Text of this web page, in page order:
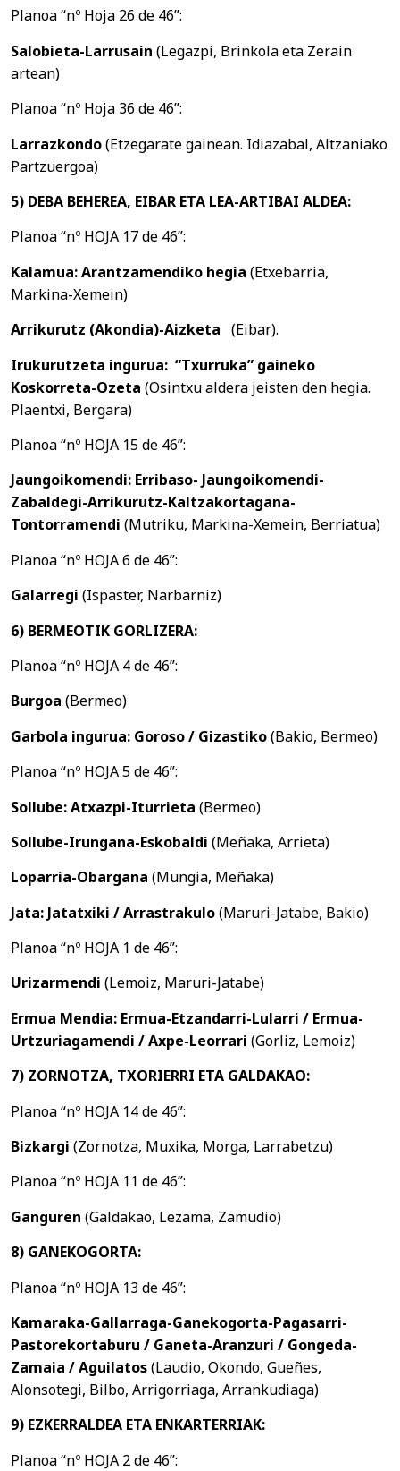
Planoa “nº Hoja 26 de 46”:
Salobieta-Larrusain (Legazpi, Brinkola eta Zerain
artean)
Planoa “nº Hoja 36 de 46”:
Larrazkondo(Etzegarate gainean. Idiazabal, Altzaniako
Partzuergoa)
5) DEBA BEHEREA, EIBAR ETA LEA-ARTIBAI ALDEA:
Planoa “nº HOJA 17 de 46”:
Kalamua: Arantzamendiko hegia (Etxebarria,
Markina-Xemein)
Arrikurutz (Akondia)-Aizketa (Eibar).
Irukurutzeta ingurua: “Txurruka” gaineko
Koskorreta-Ozeta (Osintxu aldera jeisten den hegia.
Plaentxi, Bergara)
Planoa “nº HOJA 15 de 46”:
Jaungoikomendi: Erribaso- Jaungoikomendi-
Zabaldegi-Arrikurutz-Kaltzakortagana-
Tontorramendi (Mutriku, Markina-Xemein, Berriatua)
Planoa “nº HOJA 6 de 46”:
Galarregi (Ispaster, Narbarniz)
6) BERMEOTIK GORLIZERA:
Planoa “nº HOJA 4 de 46”:
Burgoa (Bermeo)
Garbola ingurua: Goroso / Gizastiko(Bakio, Bermeo)
Planoa “nº HOJA 5 de 46”:
Sollube: Atxazpi-Iturrieta (Bermeo)
Sollube-Irungana-Eskobaldi (Meñaka, Arrieta)
Loparria-Obargana (Mungia, Meñaka)
Jata: Jatatxiki / Arrastrakulo(Maruri-Jatabe, Bakio)
Planoa “nº HOJA 1 de 46”:
Urizarmendi (Lemoiz, Maruri-Jatabe)
Ermua Mendia: Ermua-Etzandarri-Lularri / Ermua-
Urtzuriagamendi / Axpe-Leorrari (Gorliz, Lemoiz)
7) ZORNOTZA, TXORIERRI ETA GALDAKAO:
Planoa “nº HOJA 14 de 46”:
Bizkargi (Zornotza, Muxika, Morga, Larrabetzu)
Planoa “nº HOJA 11 de 46”:
Ganguren (Galdakao, Lezama, Zamudio)
8) GANEKOGORTA:
Planoa “nº HOJA 13 de 46”:
Kamaraka-Gallarraga-Ganekogorta-Pagasarri-
Pastorekortaburu / Ganeta-Aranzuri / Gongeda-
Zamaia / Aguilatos(Laudio, Okondo, Gueñes,
Alonsotegi, Bilbo, Arrigorriaga, Arrankudiaga)
9) EZKERRALDEA ETA ENKARTERRIAK:
Planoa “nº HOJA 2 de 46”: